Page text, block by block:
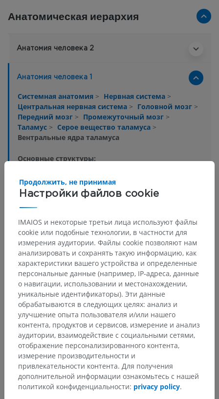
Анатомическая иерархия
Анатомия человека 2
Анатомия человека 1
Системная анатомия > Нервная система >
Центральная нервная система > Головной мозг >
Передний мозг > Промежуточный мозг >
Таламус > Серое вещество таламуса >
Вентральные ядра таламуса
Основные структуры:
Медиальные вентральные ядра
Нижнее заднее вентральное ядро
Латеральные вентральные ядра
Переднее вентральное ядро
Промежуточное вентральное ядро
Заднелатеральное вентральное ядро
Внутреннее заднее вентральное ядро
Показать больше
Переводы
Заметили ошибку?
Настройки файлов cookie
Продолжить, не принимая
IMAIOS и некоторые третьи лица используют файлы
cookie или подобные технологии, в частности для
измерения аудитории. Файлы cookie позволяют нам
анализировать и сохранять такую информацию, как
характеристики вашего устройства и определенные
персональные данные (например, IP-адреса, данные
о навигации, использовании и местонахождении,
уникальные идентификаторы). Эти данные
обрабатываются в следующих целях: анализ и
улучшение опыта пользователя и/или нашего
контента, продуктов и сервисов, измерение и анализ
аудитории, взаимодействие с социальными сетями,
отображение персонализированного контента,
измерение производительности и
привлекательности контента. Для получения
дополнительной информации ознакомьтесь с нашей
политикой конфиденциальности: privacy policy.